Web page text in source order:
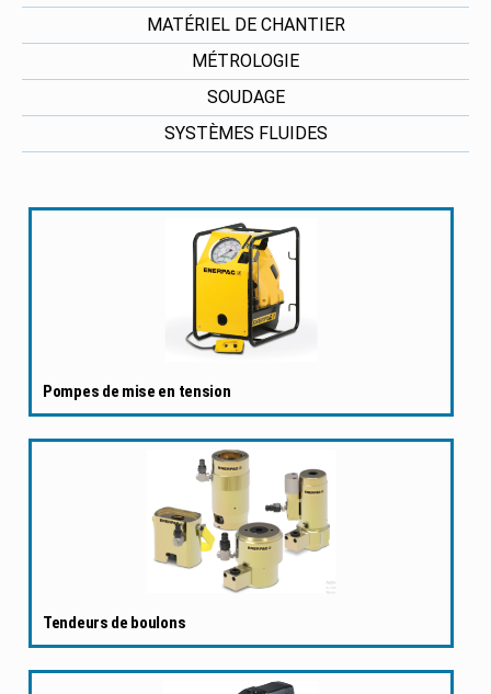
MATÉRIEL DE CHANTIER
MÉTROLOGIE
SOUDAGE
SYSTÈMES FLUIDES
Pompes de mise en tension
Tendeurs de boulons